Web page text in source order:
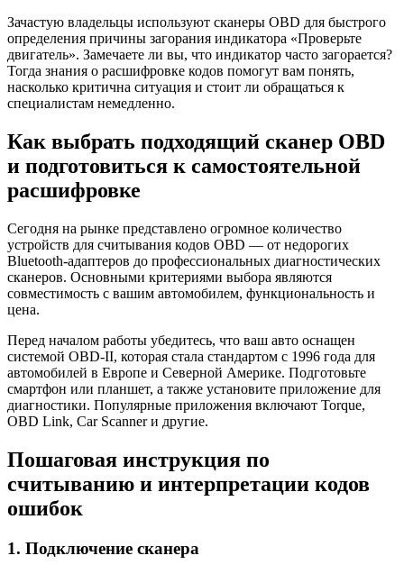
Зачастую владельцы используют сканеры OBD для быстрого
определения причины загорания индикатора «Проверьте
двигатель». Замечаете ли вы, что индикатор часто загорается?
Тогда знания о расшифровке кодов помогут вам понять,
насколько критична ситуация и стоит ли обращаться к
специалистам немедленно.
Как выбрать подходящий сканер OBD
и подготовиться к самостоятельной
расшифровке
Сегодня на рынке представлено огромное количество
устройств для считывания кодов OBD — от недорогих
Bluetooth-адаптеров до профессиональных диагностических
сканеров. Основными критериями выбора являются
совместимость с вашим автомобилем, функциональность и
цена.
Перед началом работы убедитесь, что ваш авто оснащен
системой OBD-II, которая стала стандартом с 1996 года для
автомобилей в Европе и Северной Америке. Подготовьте
смартфон или планшет, а также установите приложение для
диагностики. Популярные приложения включают Torque,
OBD Link, Car Scanner и другие.
Пошаговая инструкция по
считыванию и интерпретации кодов
ошибок
1. Подключение сканера